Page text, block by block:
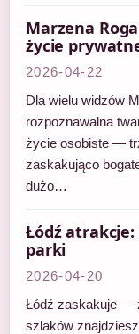
Marzena
życie
2026-04-22
Dla wielu widzów
rozpoznawalna
życie osobiste —
zaskakująco
dużo…
Łódź
parki
2026-04-20
Łódź zaskakuje —
szlaków